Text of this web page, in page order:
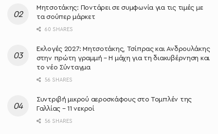
Μητσοτάκης: Ποντάρει σε συμφωνία για τις τιμές με
τα σούπερ μάρκετ
60 SHARES
Εκλογές 2027: Μητσοτάκης, Τσίπρας και Ανδρουλάκης
στην πρώτη γραμμή – Η μάχη για τη διακυβέρνηση και
το νέο Σύνταγμα
56 SHARES
Συντριβή μικρού αεροσκάφους στο Τομπλέν της
Γαλλίας – 11 νεκροί
56 SHARES